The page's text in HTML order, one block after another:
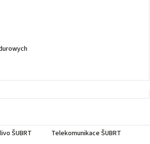
ŠUBRT
Telekomunikace ŠUBRT